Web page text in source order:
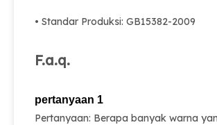
• Standar Produksi: GB15382-2009
F.a.q.
pertanyaan 1
Pertanyaan: Berapa banyak warna